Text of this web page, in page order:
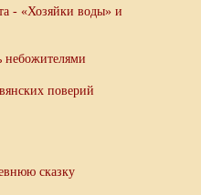
- «Хозяйки воды» и
небожителями
поверий
сказку